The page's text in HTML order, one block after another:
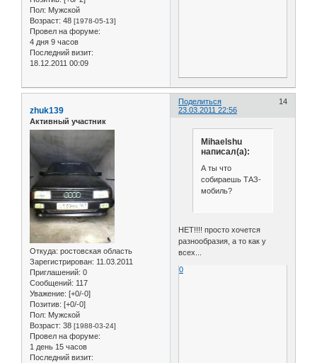
Пол: Мужской
Возраст: 48 [1978-05-13]
Провел на форуме:
4 дня 9 часов
Последний визит:
18.12.2011 00:09
Поделиться
14
23.03.2011 22:56
zhuk139
Активный участник
Откуда: ростовская область
Зарегистрирован: 11.03.2011
Приглашений: 0
Сообщений: 117
Уважение: [+0/-0]
Позитив: [+0/-0]
Пол: Мужской
Возраст: 38 [1988-03-24]
Провел на форуме:
1 день 15 часов
Последний визит:
Mihaelshu
написал(а):
А ты что
собираешь ТАЗ-
мобиль?
НЕТ!!!! просто хочется
разнообразия, а то как у
всех...
0